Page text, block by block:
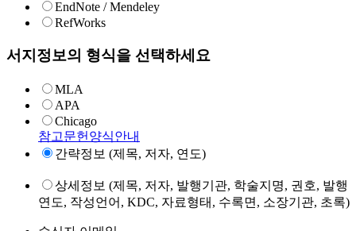
EndNote / Mendeley
RefWorks
서지정보의 형식을 선택하세요
MLA
APA
Chicago
참고문헌양식안내
간략정보 (제목, 저자, 연도)
상세정보 (제목, 저자, 발행기관, 학술지명, 권호, 발행
연도, 작성언어, KDC, 자료형태, 수록면, 소장기관, 초록)